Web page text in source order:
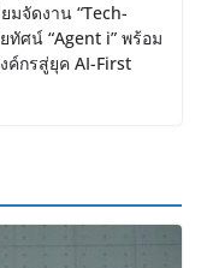
มจัดงาน “Tech-
ทัศน์ “Agent i” พร้อม
ค์กรสู่ยุค AI-First